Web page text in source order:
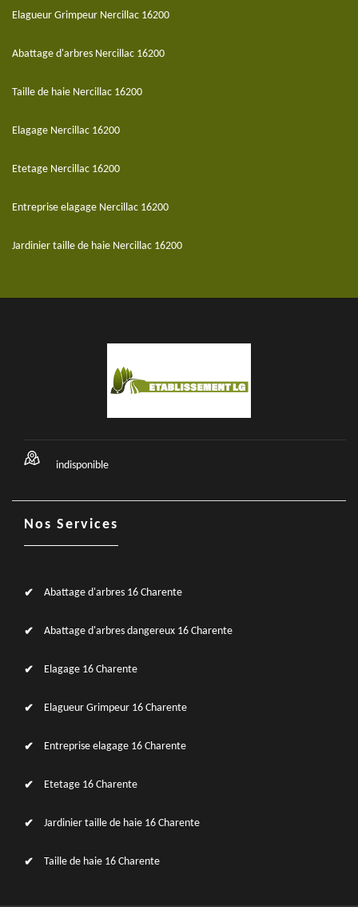
Elagueur Grimpeur Nercillac 16200
Abattage d'arbres Nercillac 16200
Taille de haie Nercillac 16200
Elagage Nercillac 16200
Etetage Nercillac 16200
Entreprise elagage Nercillac 16200
Jardinier taille de haie Nercillac 16200
indisponible
Nos Services
Abattage d'arbres 16 Charente
Abattage d'arbres dangereux 16 Charente
Elagage 16 Charente
Elagueur Grimpeur 16 Charente
Entreprise elagage 16 Charente
Etetage 16 Charente
Jardinier taille de haie 16 Charente
Taille de haie 16 Charente